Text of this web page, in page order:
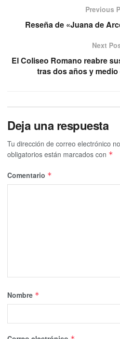
Previous
Reseña de «Juana de
Next
El Coliseo Romano reabre
tras dos años y
Deja una respuesta
Tu dirección de correo electrónico
obligatorios están marcados con *
Comentario *
Nombre *